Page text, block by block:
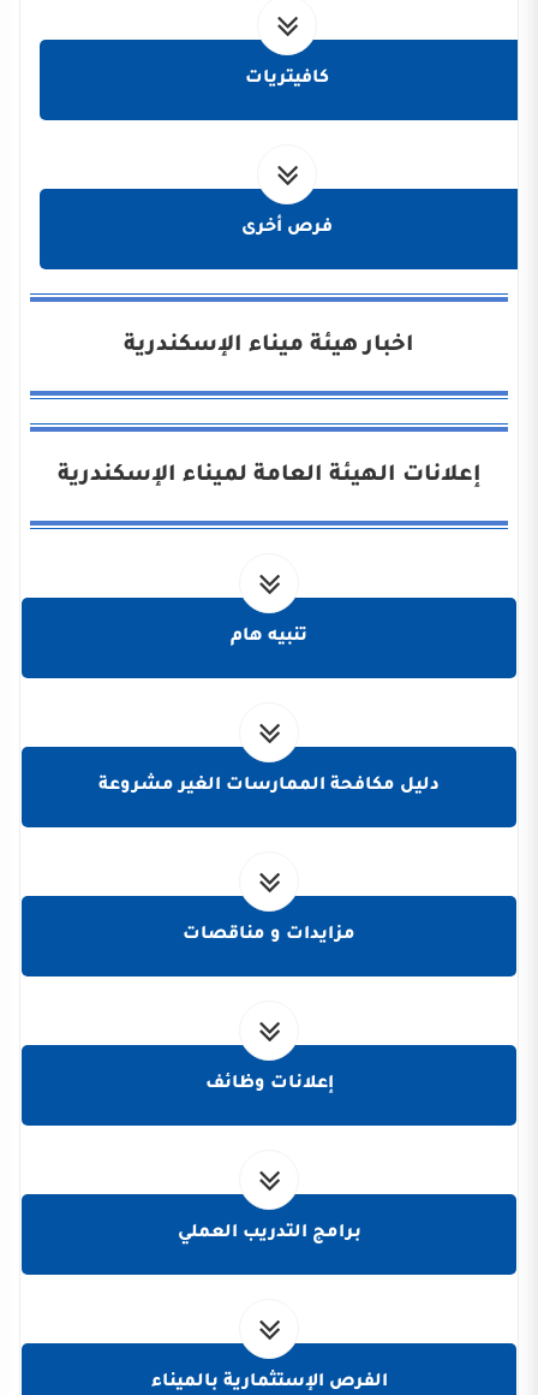
كافيتريات
فرص أخرى
اخبار هيئة ميناء الإسكندرية
إعلانات الهيئة العامة لميناء الإسكندرية
تنبيه هام
دليل مكافحة الممارسات الغير مشروعة
مزايدات و مناقصات
إعلانات وظائف
برامج التدريب العملي
الفرص الإستثمارية بالميناء